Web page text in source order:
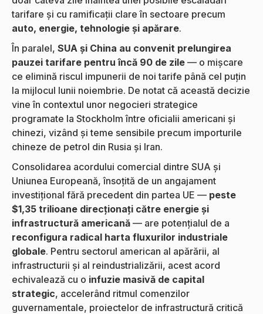
tarifare și cu ramificații clare în sectoare precum
auto, energie, tehnologie și apărare.
În paralel, SUA și China au convenit prelungirea
pauzei tarifare pentru încă 90 de zile — o mișcare
ce elimină riscul impunerii de noi tarife până cel puțin
la mijlocul lunii noiembrie. De notat că această decizie
vine în contextul unor negocieri strategice
programate la Stockholm între oficialii americani și
chinezi, vizând și teme sensibile precum importurile
chineze de petrol din Rusia și Iran.
Consolidarea acordului comercial dintre SUA și
Uniunea Europeană, însoțită de un angajament
investițional fără precedent din partea UE — peste
$1,35 trilioane direcționați către energie și
infrastructură americană — are potențialul de a
reconfigura radical harta fluxurilor industriale
globale. Pentru sectorul american al apărării, al
infrastructurii și al reindustrializării, acest acord
echivalează cu o infuzie masivă de capital
strategic, accelerând ritmul comenzilor
guvernamentale, proiectelor de infrastructură critică